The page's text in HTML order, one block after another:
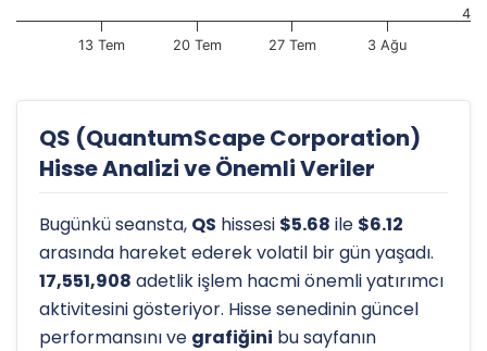
13 Tem 20 Tem 27 Tem 3 Ağu
4
QS (QuantumScape Corporation)
Hisse Analizi ve Önemli Veriler
Bugünkü seansta, QS hissesi $5.68 ile $6.12
arasında hareket ederek volatil bir gün yaşadı.
17,551,908 adetlik işlem hacmi önemli yatırımcı
aktivitesini gösteriyor. Hisse senedinin güncel
performansını ve grafiğini bu sayfanın